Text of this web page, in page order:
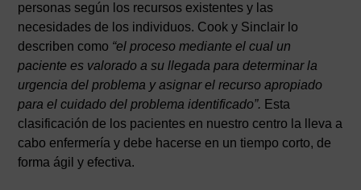
personas según los recursos existentes y las
necesidades de los individuos. Cook y Sinclair lo
describen como “el proceso mediante el cual un
paciente es valorado a su llegada para determinar la
urgencia del problema y asignar el recurso apropiado
para el cuidado del problema identificado”. Esta
clasificación de los pacientes en nuestro centro la lleva a
cabo enfermería y debe hacerse en un tiempo corto, de
forma ágil y efectiva.